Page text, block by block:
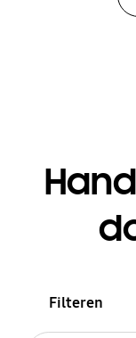
Filteren